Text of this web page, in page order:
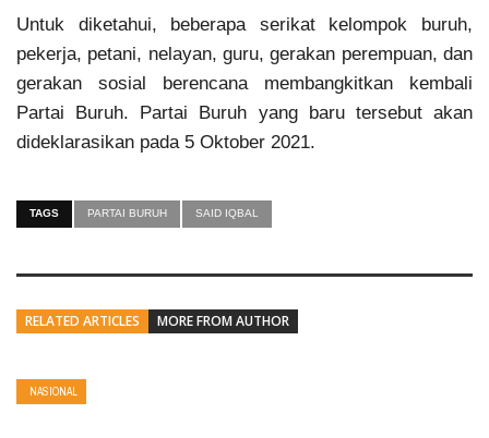
Untuk diketahui, beberapa serikat kelompok buruh,
pekerja, petani, nelayan, guru, gerakan perempuan, dan
gerakan sosial berencana membangkitkan kembali
Partai Buruh. Partai Buruh yang baru tersebut akan
dideklarasikan pada 5 Oktober 2021.
TAGS PARTAI BURUH SAID IQBAL
RELATED ARTICLES MORE FROM AUTHOR
NASIONAL